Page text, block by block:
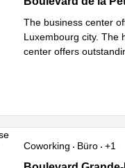
The business center
Luxembourg city. The
center offers
Coworking Büro
+1